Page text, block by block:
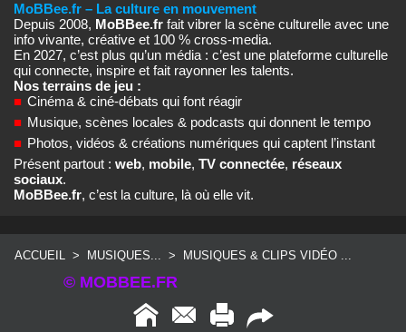
MoBBee.fr – La culture en mouvement
Depuis 2008, MoBBee.fr fait vibrer la scène culturelle avec une
info vivante, créative et 100 % cross‑media.
En 2027, c’est plus qu’un média : c’est une plateforme culturelle
qui connecte, inspire et fait rayonner les talents.
Nos terrains de jeu :
■ Cinéma & ciné‑débats qui font réagir
■ Musique, scènes locales & podcasts qui donnent le tempo
■ Photos, vidéos & créations numériques qui captent l’instant
Présent partout : web, mobile, TV connectée, réseaux
sociaux.
MoBBee.fr, c’est la culture, là où elle vit.
ACCUEIL > MUSIQUES... > MUSIQUES & CLIPS VIDÉO ...
© MOBBEE.FR